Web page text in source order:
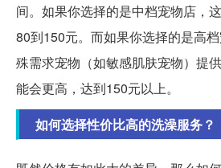
间。如果你选择的是中档宠物店，
80到150元。而如果你选择的是高
殊需求宠物（如敏感肌肤宠物）提
能会更高，达到150元以上。
如何选择性价比高的洗澡服务？